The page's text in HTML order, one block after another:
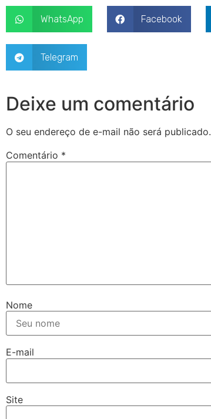
WhatsApp Facebook
Telegram
Deixe um comentário
O seu endereço de e-mail não será publicado.
Comentário *
Nome
E-mail
Site